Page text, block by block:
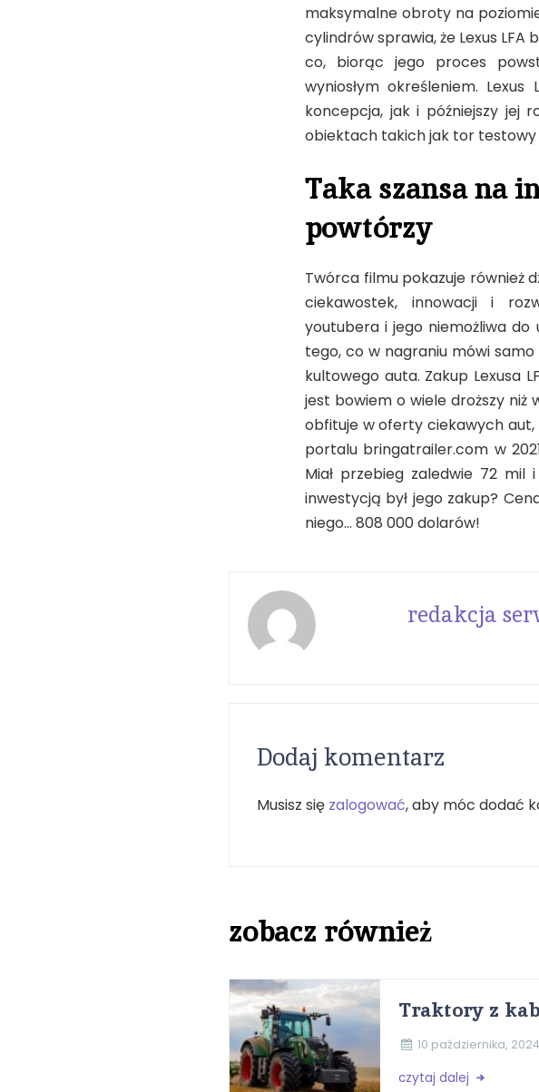
maksymalne obroty na
cylindrów sprawia, że Lexus LFA
co, biorąc jego proces
wyniosłym określeniem.
koncepcja, jak i późniejszy jej
obiektach takich jak tor testowy
Taka szansa na
powtórzy
Twórca filmu pokazuje również
ciekawostek, innowacji i
youtubera i jego niemożliwa do
tego, co w nagraniu mówi
kultowego auta. Zakup Lexusa
jest bowiem o wiele droższy niż
obfituje w oferty ciekawych aut,
portalu bringatrailer.com w
Miał przebieg zaledwie 72
inwestycją był jego zakup?
niego… 808 000 dolarów!
redakcja
Dodaj komentarz
Musisz się zalogować, aby móc dodać
zobacz również
Traktory z
10 października, 2024
czytaj dalej